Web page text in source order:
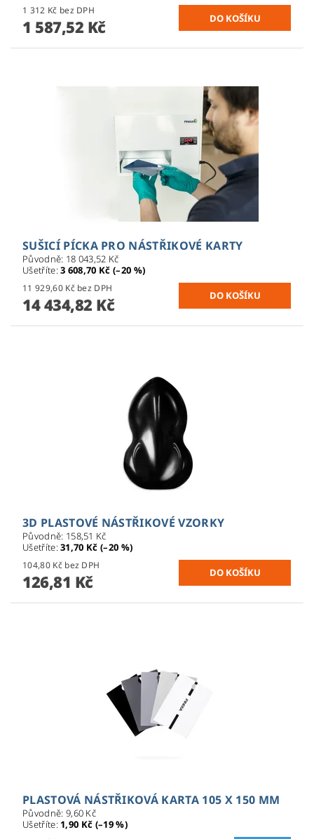
1 312 Kč bez DPH
1 587,52 Kč
SUŠICÍ PÍCKA PRO NÁSTŘIKOVÉ KARTY
Původně: 18 043,52 Kč
Ušetříte:3 608,70 Kč (–20 %)
11 929,60 Kč bez DPH
14 434,82 Kč
3D PLASTOVÉ NÁSTŘIKOVÉ VZORKY
Původně: 158,51 Kč
Ušetříte:31,70 Kč (–20 %)
104,80 Kč bez DPH
126,81 Kč
PLASTOVÁ NÁSTŘIKOVÁ KARTA 105 X 150 MM
Původně: 9,60 Kč
Ušetříte: 1,90 Kč (–19 %)